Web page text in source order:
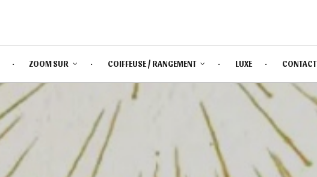
ZOOM SUR COIFFEUSE / RANGEMENT LUXE CONTACT